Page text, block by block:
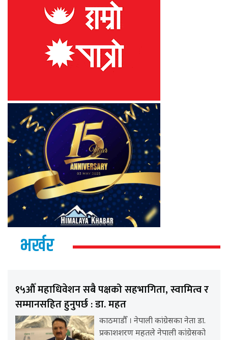
भर्खर
१५औँ महाधिवेशन सबै पक्षको सहभागिता, स्वामित्व र
सम्मानसहित हुनुपर्छ : डा. महत
काठमाडौँ । नेपाली कांग्रेसका नेता डा.
प्रकाशशरण महतले नेपाली कांग्रेसको